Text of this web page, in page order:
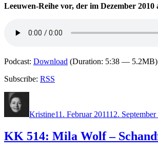
Leeuwen-Reihe vor, der im Dezember
Podcast: Download (Duration: 5:38 — 5.2MB)
Subscribe: RSS
Kristine11. Februar 201112. September
KK 514: Mila Wolf –